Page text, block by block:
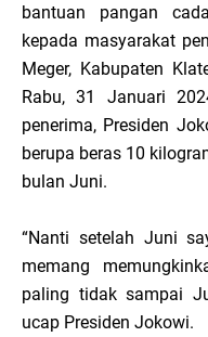
bantuan pangan
kepada masyarakat
Meger, Kabupaten
Rabu, 31 Januari
penerima, Presiden
berupa beras 10
bulan Juni.
“Nanti setelah Juni
memang
paling tidak sampai
ucap Presiden Jokowi.